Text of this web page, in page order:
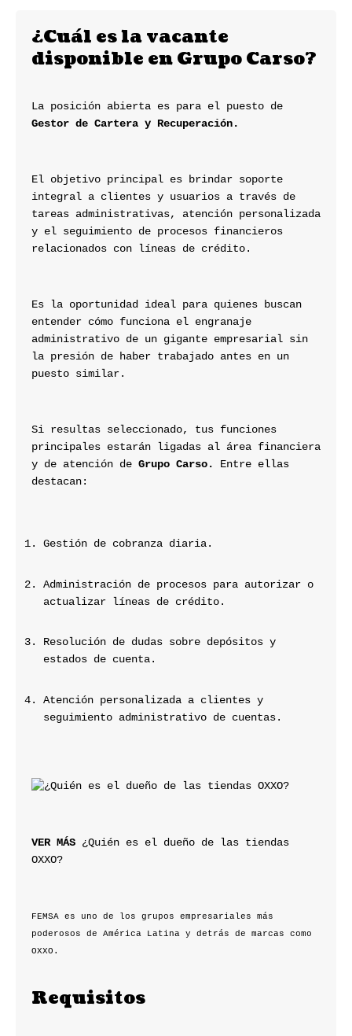
¿Cuál es la vacante
disponible en Grupo Carso?
La posición abierta es para el puesto de
Gestor de Cartera y Recuperación.
El objetivo principal es brindar soporte
integral a clientes y usuarios a través de
tareas administrativas, atención personalizada
y el seguimiento de procesos financieros
relacionados con líneas de crédito.
Es la oportunidad ideal para quienes buscan
entender cómo funciona el engranaje
administrativo de un gigante empresarial sin
la presión de haber trabajado antes en un
puesto similar.
Si resultas seleccionado, tus funciones
principales estarán ligadas al área financiera
y de atención de Grupo Carso.
Entre ellas
destacan:
Gestión de cobranza diaria.
Administración de procesos para autorizar o
actualizar líneas de crédito.
Resolución de dudas sobre depósitos y
estados de cuenta.
Atención personalizada a clientes y
seguimiento administrativo de cuentas.
VER MÁS ¿Quién es el dueño de las tiendas
OXXO?
FEMSA es uno de los grupos empresariales más
poderosos de América Latina y detrás de marcas como
OXXO.
Requisitos